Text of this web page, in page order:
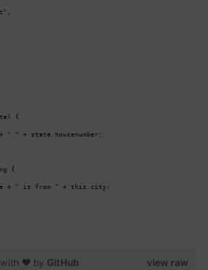
{
" " + state.housenumber;
{
+ " is from " + this.city;
view raw
with ❤ by GitHub